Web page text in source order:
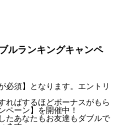
ルランキングキャンペ
須】となります。エントリ
ればするほどボーナスがもら
ペーン】を開催中！
たあなたもお友達もダブルで